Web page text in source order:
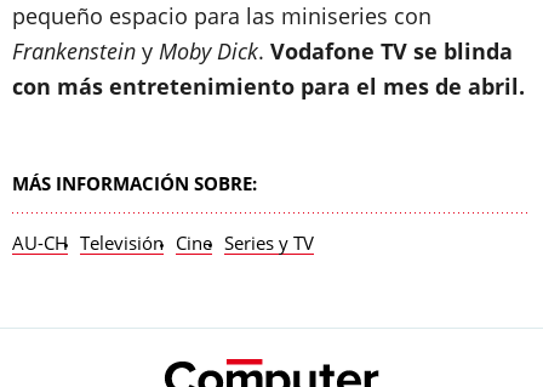
pequeño espacio para las miniseries con
Frankenstein y Moby Dick. Vodafone TV se blinda
con más entretenimiento para el mes de abril.
MÁS INFORMACIÓN SOBRE:
AU-CH Televisión Cine Series y TV